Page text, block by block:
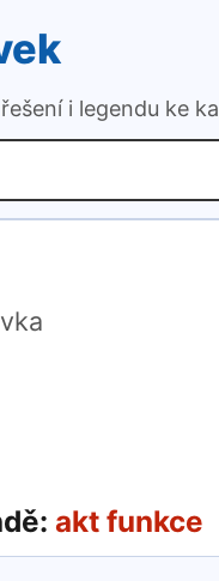
i legendu ke
akt funkce